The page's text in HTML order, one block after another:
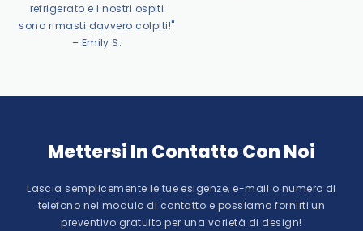
refrigerato e i nostri ospiti
sono rimasti davvero colpiti!"
– Emily S.
Mettersi In Contatto Con Noi
Lascia semplicemente le tue esigenze, e-mail o numero di
telefono nel modulo di contatto e possiamo fornirti un
preventivo gratuito per una varietà di design!